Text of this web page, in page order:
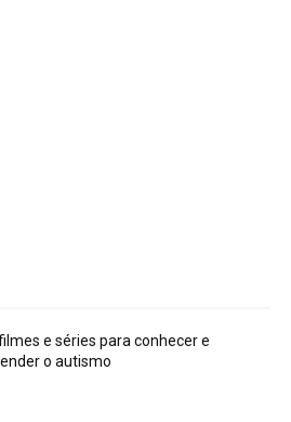
e séries para conhecer e
o autismo